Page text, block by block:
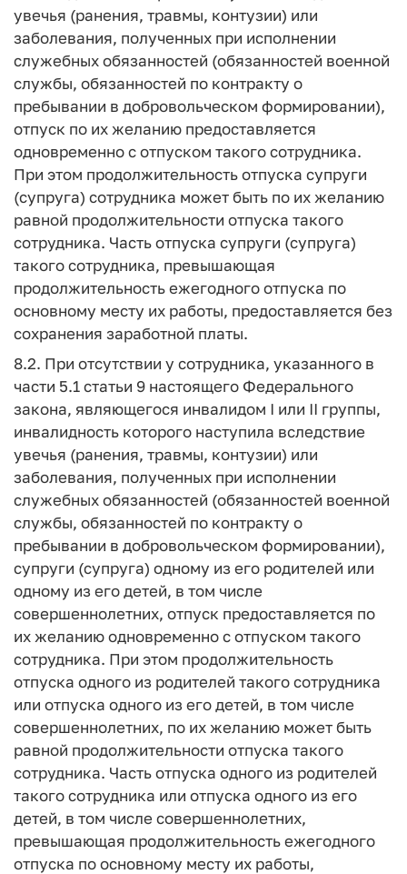
увечья (ранения, травмы, контузии) или
заболевания, полученных при исполнении
служебных обязанностей (обязанностей военной
службы, обязанностей по контракту о
пребывании в добровольческом формировании),
отпуск по их желанию предоставляется
одновременно с отпуском такого сотрудника.
При этом продолжительность отпуска супруги
(супруга) сотрудника может быть по их желанию
равной продолжительности отпуска такого
сотрудника. Часть отпуска супруги (супруга)
такого сотрудника, превышающая
продолжительность ежегодного отпуска по
основному месту их работы, предоставляется без
сохранения заработной платы.
8.2. При отсутствии у сотрудника, указанного в
части 5.1 статьи 9 настоящего Федерального
закона, являющегося инвалидом I или II группы,
инвалидность которого наступила вследствие
увечья (ранения, травмы, контузии) или
заболевания, полученных при исполнении
служебных обязанностей (обязанностей военной
службы, обязанностей по контракту о
пребывании в добровольческом формировании),
супруги (супруга) одному из его родителей или
одному из его детей, в том числе
совершеннолетних, отпуск предоставляется по
их желанию одновременно с отпуском такого
сотрудника. При этом продолжительность
отпуска одного из родителей такого сотрудника
или отпуска одного из его детей, в том числе
совершеннолетних, по их желанию может быть
равной продолжительности отпуска такого
сотрудника. Часть отпуска одного из родителей
такого сотрудника или отпуска одного из его
детей, в том числе совершеннолетних,
превышающая продолжительность ежегодного
отпуска по основному месту их работы,